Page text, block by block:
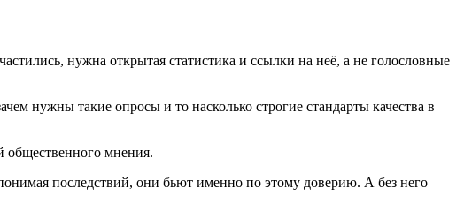
нужна открытая статистика и ссылки на неё, а не голословные
нужны такие опросы и то насколько строгие стандарты качества в
общественного мнения.
последствий, они бьют именно по этому доверию. А без него